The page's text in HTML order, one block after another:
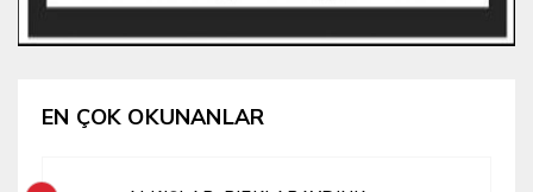
EN ÇOK OKUNANLAR